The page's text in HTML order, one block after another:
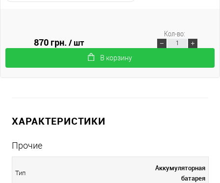
870 грн./ шт
В корзину
Кол-во:
ХАРАКТЕРИСТИКИ
Прочие
Тип
Аккумуляторная
батарея